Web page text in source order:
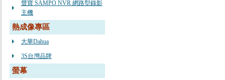
聲寶 SAMPO NVR 網路型錄影
主機
熱成像專區
大華Dahua
3S台灣品牌
螢幕